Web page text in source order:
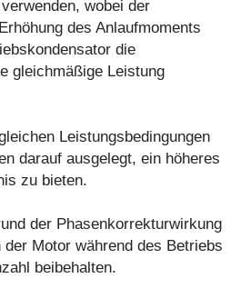
wobei der
des Anlaufmoments
die
gleichmäßige Leistung
Leistungsbedingungen
darauf ausgelegt, ein höheres
zu bieten.
der Phasenkorrekturwirkung
Motor während des Betriebs
beibehalten.